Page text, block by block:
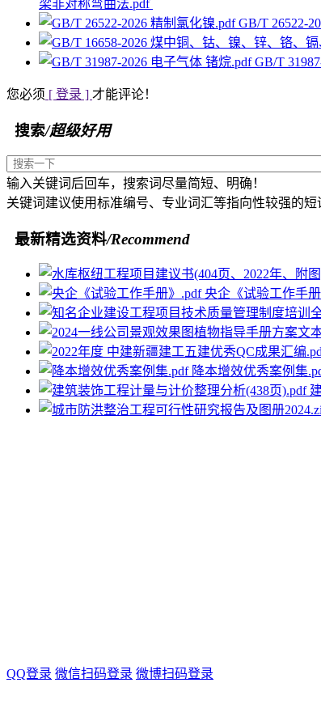
梁非对称弯曲法.pdf
GB/T 26522-
GB/T
您必须 [ 登录 ] 才能评论！
搜索/超级好用
输入关键词后回车，搜索词尽量简短、明确！
关键词建议使用标准编号、专业词汇等指向性较强的短
最新精选资料/Recommend
央企《试验工作手
降本增效优秀案例集
QQ登录 微信扫码登录 微博扫码登录